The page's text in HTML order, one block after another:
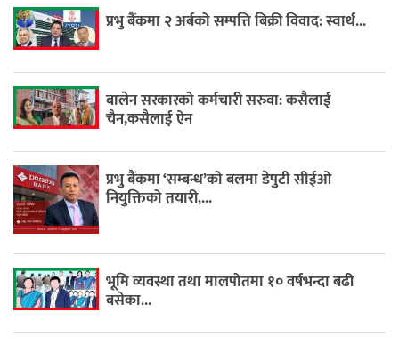
प्रभु बैंकमा २ अर्बको सम्पत्ति बिक्री विवाद: स्वार्थ...
बालेन सरकारको कर्मचारी सरुवा: कसैलाई
चैन,कसैलाई ऐन
प्रभु बैंकमा ‘सम्बन्ध’को बलमा डेपुटी सीईओ
नियुक्तिको तयारी,...
भूमि व्यवस्था तथा मालपोतमा १० वर्षभन्दा बढी
बसेका...